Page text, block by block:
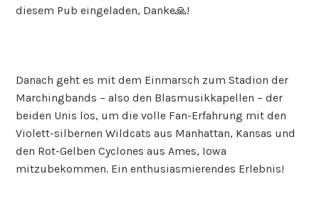
diesem Pub eingeladen, Danke🙏!
Danach geht es mit dem Einmarsch zum Stadion der
Marchingbands – also den Blasmusikkapellen – der
beiden Unis los, um die volle Fan-Erfahrung mit den
Violett-silbernen Wildcats aus Manhattan, Kansas und
den Rot-Gelben Cyclones aus Ames, Iowa
mitzubekommen. Ein enthusiasmierendes Erlebnis!